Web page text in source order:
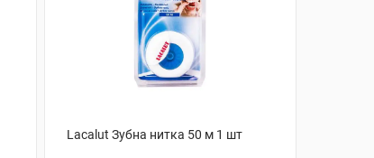
Lacalut Зубна нитка 50 м 1 шт